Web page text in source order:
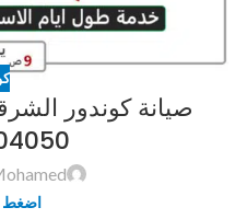
صيانة كوندور
اضغط